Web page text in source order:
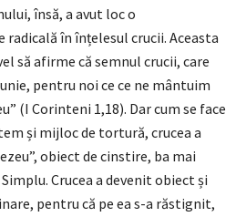
însă, a avut loc o
în înțelesul crucii. Aceasta
să afirme că semnul crucii, care
pentru noi ce ce ne mântuim
(I Corinteni 1,18). Dar cum se face
și mijloc de tortură, crucea a
obiect de cinstire, ba mai
Crucea a devenit obiect și
pentru că pe ea s-a răstignit,